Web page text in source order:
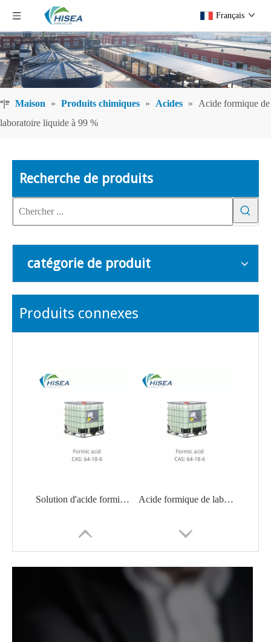
Français
Maison » Produits chimiques » Acides »
Acide formique de
laboratoire liquide à 99 %
Recherche de produits
catégorie de produit
Produits connexes
Solution d'acide formique de laboratoire à 85 % Acide formique de laboratoire anhydre à 99 %